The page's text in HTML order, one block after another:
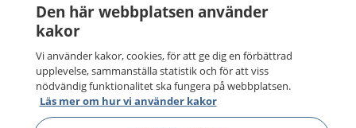
Den här webbplatsen använder
kakor
Vi använder kakor, cookies, för att ge dig en förbättrad
upplevelse, sammanställa statistik och för att viss
nödvändig funktionalitet ska fungera på webbplatsen.
Läs mer om hur vi använder kakor